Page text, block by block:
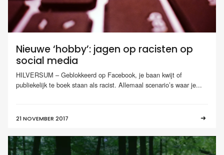
Nieuwe ‘hobby’: jagen op racisten op
social media
HILVERSUM – Geblokkeerd op Facebook, je baan kwijt of
publiekelijk te boek staan als racist. Allemaal scenario’s waar je...
21 NOVEMBER 2017